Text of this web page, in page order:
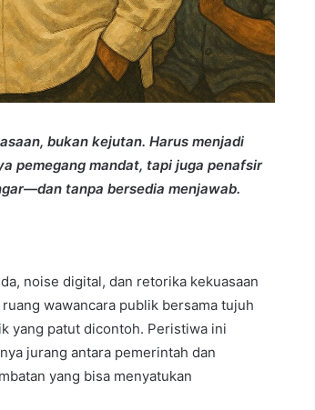
bukan kejutan. Harus menjadi
pemegang mandat, tapi juga penafsir
tanpa bersedia menjawab.
noise digital, dan retorika kekuasaan
wawancara publik bersama tujuh
yang patut dicontoh. Peristiwa ini
jurang antara pemerintah dan
yang bisa menyatukan